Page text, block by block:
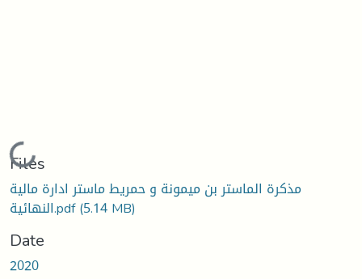
Loading...
Files
مذكرة الماستر بن ميمونة و حمريط ماستر ادارة مالية
النهائية.pdf(5.14 MB)
Date
2020